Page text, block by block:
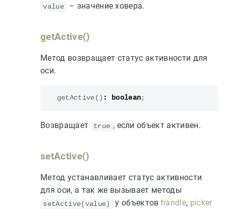
value – значение ховера.
getActive()
Метод возвращает статус активности для
оси.
getActive () : boolean ;
Возвращает true , если объект активен.
setActive()
Метод устанавливает статус активности
для оси, а так же вызывает методы
setActive(value) у объектов handle, picker